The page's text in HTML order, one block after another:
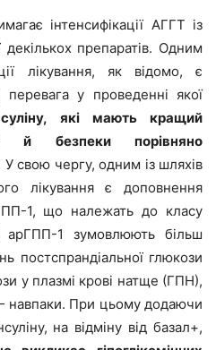
інтенсифікації АГГТ із
декількох препаратів. Одним
лікування, як відомо, є
перевага у проведенні якої
які мають кращий
й безпеки порівняно
У свою чергу, одним із шляхів
лікування є доповнення
1, що належать до класу
арГПП-1 зумовлюють більш
постспрандіальної глюкози
у плазмі крові натще (ГПН),
навпаки. При цьому додаючи
на відміну від базал+,